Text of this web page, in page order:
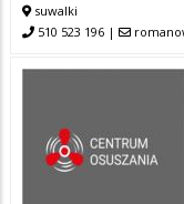
suwalki
510 523 196 |